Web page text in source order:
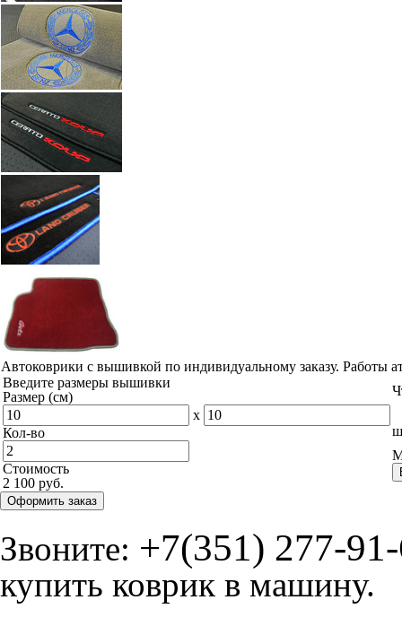
Автоковрики с вышивкой по индивидуальному заказу. Работы
Введите размеры вышивки
Размер (см)
x
Кол-во
Стоимость
2 100 руб.
Оформить заказ
Звоните: +7(351) 277-
купить коврик в машину.